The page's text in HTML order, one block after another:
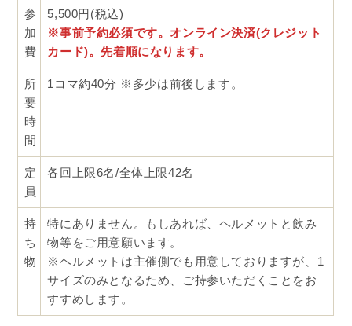
参
加
費
5,500円(税込)
※事前予約必須です。オンライン決済(クレジット
カード)。先着順になります。
所
要
時
間
1コマ約40分 ※多少は前後します。
定
員
各回上限6名/全体上限42名
持
ち
物
特にありません。もしあれば、ヘルメットと飲み
物等をご用意願います。
※ヘルメットは主催側でも用意しておりますが、1
サイズのみとなるため、ご持参いただくことをお
すすめします。